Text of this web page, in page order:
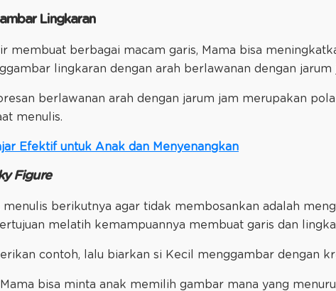
Lingkaran
membuat berbagai macam garis, Mama bisa
lingkaran dengan arah berlawanan dengan jarum
berlawanan arah dengan jarum jam merupakan
menulis.
Efektif untuk Anak dan Menyenangkan
Figure
menulis berikutnya agar tidak membosankan adalah
melatih kemampuannya membuat garis dan
contoh, lalu biarkan si Kecil menggambar dengan
bisa minta anak memilih gambar mana yang